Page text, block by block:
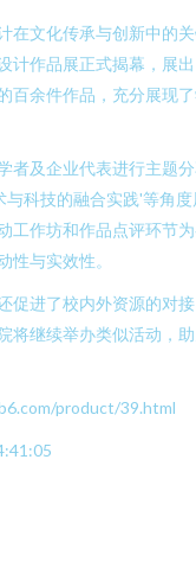
在文化传承与创新中的
计作品展正式揭幕，展
百余件作品，充分展现
者及企业代表进行主题
科技的融合实践'等角度
工作坊和作品点评环节
与实效性。
促进了校内外资源的对
将继续举办类似活动，
product/39.html